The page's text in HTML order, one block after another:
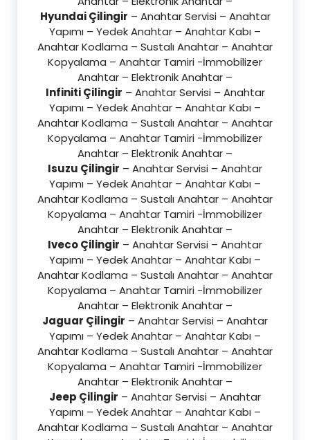
Hyundai Çilingir – Anahtar Servisi – Anahtar
Yapımı – Yedek Anahtar – Anahtar Kabı –
Anahtar Kodlama – Sustalı Anahtar – Anahtar
Kopyalama – Anahtar Tamiri -İmmobilizer
Anahtar – Elektronik Anahtar –
Infiniti Çilingir – Anahtar Servisi – Anahtar
Yapımı – Yedek Anahtar – Anahtar Kabı –
Anahtar Kodlama – Sustalı Anahtar – Anahtar
Kopyalama – Anahtar Tamiri -İmmobilizer
Anahtar – Elektronik Anahtar –
Isuzu Çilingir – Anahtar Servisi – Anahtar
Yapımı – Yedek Anahtar – Anahtar Kabı –
Anahtar Kodlama – Sustalı Anahtar – Anahtar
Kopyalama – Anahtar Tamiri -İmmobilizer
Anahtar – Elektronik Anahtar –
Iveco Çilingir – Anahtar Servisi – Anahtar
Yapımı – Yedek Anahtar – Anahtar Kabı –
Anahtar Kodlama – Sustalı Anahtar – Anahtar
Kopyalama – Anahtar Tamiri -İmmobilizer
Anahtar – Elektronik Anahtar –
Jaguar Çilingir – Anahtar Servisi – Anahtar
Yapımı – Yedek Anahtar – Anahtar Kabı –
Anahtar Kodlama – Sustalı Anahtar – Anahtar
Kopyalama – Anahtar Tamiri -İmmobilizer
Anahtar – Elektronik Anahtar –
Jeep Çilingir – Anahtar Servisi – Anahtar
Yapımı – Yedek Anahtar – Anahtar Kabı –
Anahtar Kodlama – Sustalı Anahtar – Anahtar